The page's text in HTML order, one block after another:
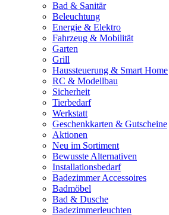
Bad & Sanitär
Beleuchtung
Energie & Elektro
Fahrzeug & Mobilität
Garten
Grill
Haussteuerung & Smart Home
RC & Modellbau
Sicherheit
Tierbedarf
Werkstatt
Geschenkkarten & Gutscheine
Aktionen
Neu im Sortiment
Bewusste Alternativen
Installationsbedarf
Badezimmer Accessoires
Badmöbel
Bad & Dusche
Badezimmerleuchten